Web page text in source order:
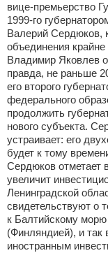
вице-премьерство
1999-го
Валерий Сердюков,
объединения крайне
Владимир Яковлев
правда, не раньше
его второго
федерального
продолжить
нового субъекта.
устраивает: его
будет к тому
Сердюков отметает
увеличит
Ленинградской
свидетельствуют о
к Балтийскому
(Финляндией), и
иностранным